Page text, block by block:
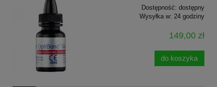
Dostępność: dostępny
Wysyłka w: 24 godziny
149,00 zł
do koszyka